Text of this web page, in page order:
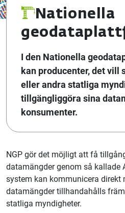
Nationella
I den Nationella
kan producenter, det vill
eller andra statliga
tillgängliggöra sina
konsumenter.
NGP gör det möjligt att få
datamängder genom så kallade
system kan kommunicera direkt
datamängder tillhandahålls
statliga myndigheter.